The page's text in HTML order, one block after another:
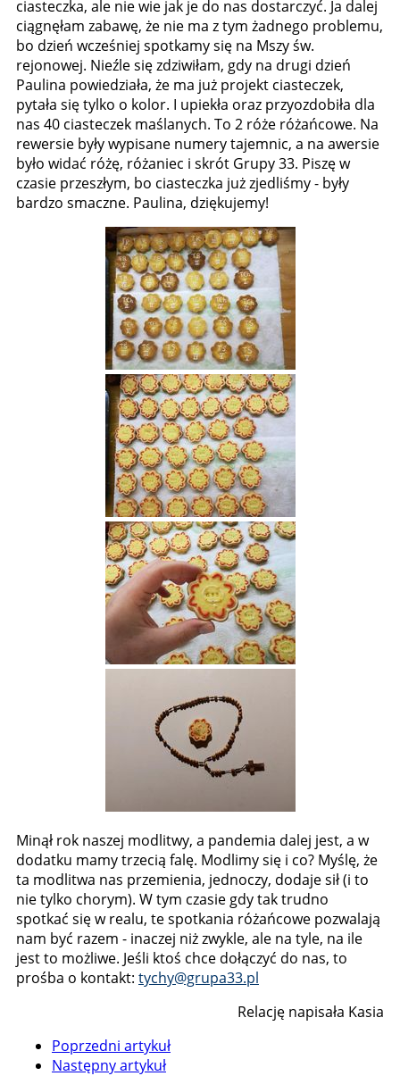
ciasteczka, ale nie wie jak je do nas dostarczyć. Ja dalej
ciągnęłam zabawę, że nie ma z tym żadnego problemu,
bo dzień wcześniej spotkamy się na Mszy św.
rejonowej. Nieźle się zdziwiłam, gdy na drugi dzień
Paulina powiedziała, że ma już projekt ciasteczek,
pytała się tylko o kolor. I upiekła oraz przyozdobiła dla
nas 40 ciasteczek maślanych. To 2 róże różańcowe. Na
rewersie były wypisane numery tajemnic, a na awersie
było widać różę, różaniec i skrót Grupy 33. Piszę w
czasie przeszłym, bo ciasteczka już zjedliśmy - były
bardzo smaczne. Paulina, dziękujemy!
Minął rok naszej modlitwy, a pandemia dalej jest, a w
dodatku mamy trzecią falę. Modlimy się i co? Myślę, że
ta modlitwa nas przemienia, jednoczy, dodaje sił (i to
nie tylko chorym). W tym czasie gdy tak trudno
spotkać się w realu, te spotkania różańcowe pozwalają
nam być razem - inaczej niż zwykle, ale na tyle, na ile
jest to możliwe. Jeśli ktoś chce dołączyć do nas, to
prośba o kontakt: tychy@grupa33.pl
Relację napisała Kasia
Poprzedni artykuł
Następny artykuł